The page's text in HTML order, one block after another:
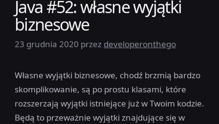
Java #52: własne wyjątki
biznesowe
23 grudnia 2020 przez developeronthego
Własne wyjątki biznesowe, chodź brzmią bardzo
skomplikowanie, są po prostu klasami, które
rozszerzają wyjątki istniejące już w Twoim kodzie.
Będą to przeważnie wyjątki znajdujące się w